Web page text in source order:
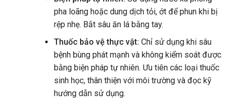
pha loãng hoặc dung dịch tỏi, ớt để phun khi bị
rệp nhẹ. Bắt sâu ăn lá bằng tay.
Thuốc bảo vệ thực vật: Chỉ sử dụng khi sâu
bệnh bùng phát mạnh và không kiểm soát được
bằng biện pháp tự nhiên. Ưu tiên các loại thuốc
sinh học, thân thiện với môi trường và đọc kỹ
hướng dẫn sử dụng.